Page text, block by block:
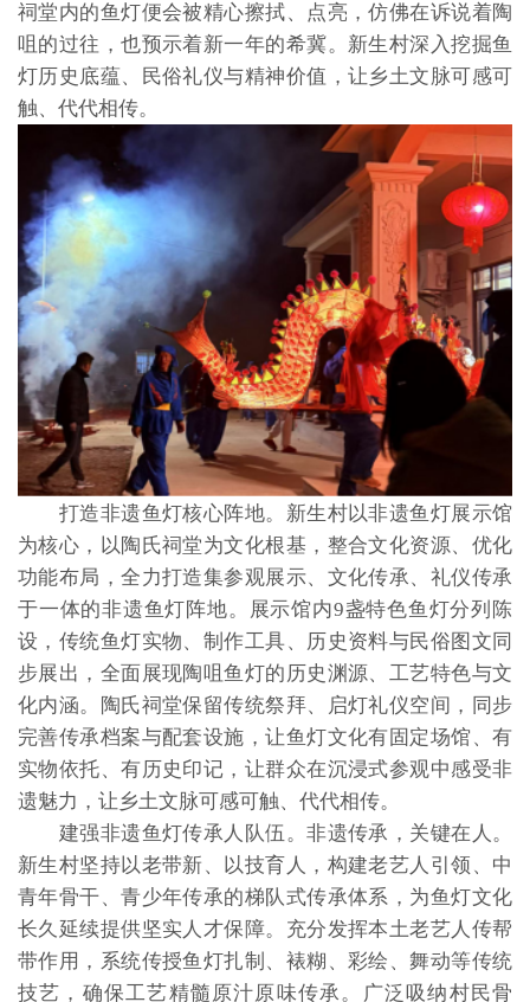
祠堂内的鱼灯便会被精心擦拭、点亮，仿佛在诉说着陶
咀的过往，也预示着新一年的希冀。新生村深入挖掘鱼
灯历史底蕴、民俗礼仪与精神价值，让乡土文脉可感可
触、代代相传。
打造非遗鱼灯核心阵地。新生村以非遗鱼灯展示馆
为核心，以陶氏祠堂为文化根基，整合文化资源、优化
功能布局，全力打造集参观展示、文化传承、礼仪传承
于一体的非遗鱼灯阵地。展示馆内9盏特色鱼灯分列陈
设，传统鱼灯实物、制作工具、历史资料与民俗图文同
步展出，全面展现陶咀鱼灯的历史渊源、工艺特色与文
化内涵。陶氏祠堂保留传统祭拜、启灯礼仪空间，同步
完善传承档案与配套设施，让鱼灯文化有固定场馆、有
实物依托、有历史印记，让群众在沉浸式参观中感受非
遗魅力，让乡土文脉可感可触、代代相传。
建强非遗鱼灯传承人队伍。非遗传承，关键在人。
新生村坚持以老带新、以技育人，构建老艺人引领、中
青年骨干、青少年传承的梯队式传承体系，为鱼灯文化
长久延续提供坚实人才保障。充分发挥本土老艺人传帮
带作用，系统传授鱼灯扎制、裱糊、彩绘、舞动等传统
技艺，确保工艺精髓原汁原味传承。广泛吸纳村民骨